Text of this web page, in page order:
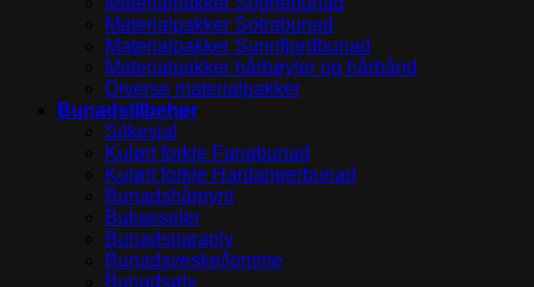
Materialpakker Sotrabunad
Materialpakker Sunnfjordbunad
Materialpakker hårbøyler og hårbånd
Diverse materialpakker
Bunadstilbehør
Silkesjal
Kulørt forkle Fanabunad
Kulørt forkle Hardangerbunad
Bunadshårpynt
Bukseseler
Bunadsparaply
Bunadsveske/lomme
Bunadsølv